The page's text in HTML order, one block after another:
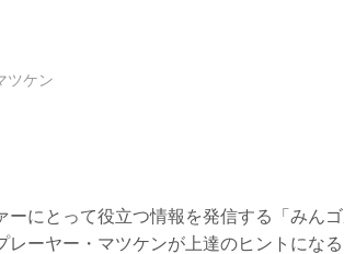
ツケン
にとって役立つ情報を発信する「みん
レーヤー・マツケンが上達のヒントにな